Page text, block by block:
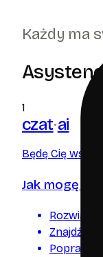
Każdy ma
Asystenci
1
czat ai
Będę Cię
Jak mogę Ci
Rozwiąż
Znajdź
Popraw